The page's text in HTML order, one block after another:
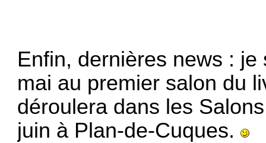
Enfin, dernières news :
mai au premier salon du
déroulera dans les
juin à Plan-de-Cuques.